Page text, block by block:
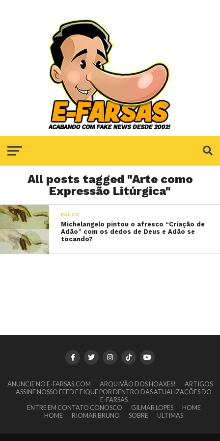
All posts tagged "Arte como
Expressão Litúrgica"
FALSO
Michelangelo pintou o afresco “Criação de
Adão” com os dedos de Deus e Adão se
tocando?
ANUNCIE NO E-FARSAS.COM ARQUIVÃO DOS HOAXES!
ARTIGOS
ASSINE NOSSO FEED E FIQUE POR DENTRO DAS ATUALIZAÇÕES DO
E-FARSAS
ENTRE EM CONTATO CONOSCO
GILMAR LOPES
HOME
HOME
RIOMAR BRUNO SOBRE ULTIMAS